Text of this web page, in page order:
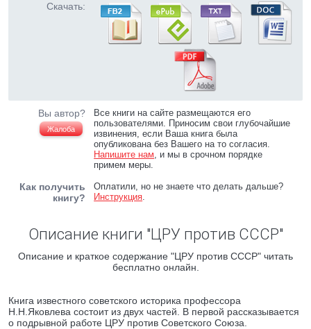
Скачать:
Вы автор?
Жалоба
Все книги на сайте размещаются его
пользователями. Приносим свои глубочайшие
извинения, если Ваша книга была
опубликована без Вашего на то согласия.
Напишите нам, и мы в срочном порядке
примем меры.
Как получить
книгу?
Оплатили, но не знаете что делать дальше?
Инструкция.
Описание книги "ЦРУ против СССР"
Описание и краткое содержание "ЦРУ против СССР" читать
бесплатно онлайн.
Книга известного советского историка профессора
Н.Н.Яковлева состоит из двух частей. В первой рассказывается
о подрывной работе ЦРУ против Советского Союза.